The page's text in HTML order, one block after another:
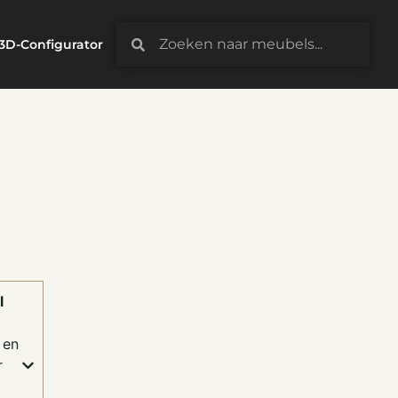
Configurator